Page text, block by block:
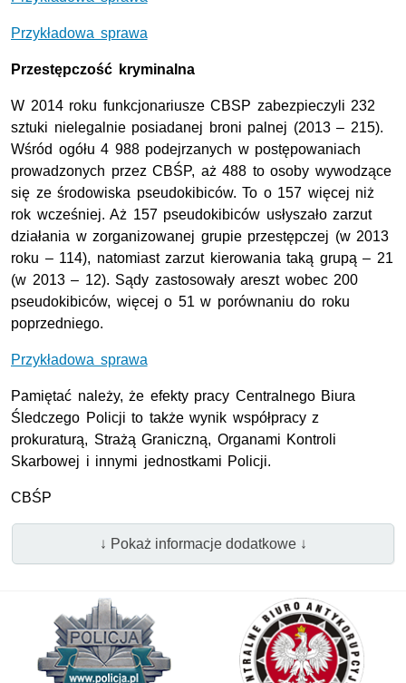
Przykładowa sprawa
Przestępczość kryminalna
W 2014 roku funkcjonariusze CBSP zabezpieczyli 232
sztuki nielegalnie posiadanej broni palnej (2013 – 215).
Wśród ogółu 4 988 podejrzanych w postępowaniach
prowadzonych przez CBŚP, aż 488 to osoby wywodzące
się ze środowiska pseudokibiców. To o 157 więcej niż
rok wcześniej. Aż 157 pseudokibiców usłyszało zarzut
działania w zorganizowanej grupie przestępczej (w 2013
roku – 114), natomiast zarzut kierowania taką grupą – 21
(w 2013 – 12). Sądy zastosowały areszt wobec 200
pseudokibiców, więcej o 51 w porównaniu do roku
poprzedniego.
Przykładowa sprawa
Pamiętać należy, że efekty pracy Centralnego Biura
Śledczego Policji to także wynik współpracy z
prokuraturą, Strażą Graniczną, Organami Kontroli
Skarbowej i innymi jednostkami Policji.
CBŚP
↓ Pokaż informacje dodatkowe ↓